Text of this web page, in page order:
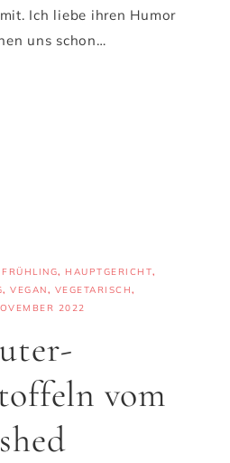
Ich liebe ihren Humor
uns schon…
FRÜHLING, HAUPTGERICHT,
, VEGAN, VEGETARISCH,
2022
vom